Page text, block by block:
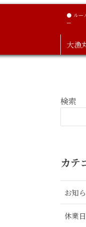
● ルー
ー
大漁
検索
カテ
お知
休業